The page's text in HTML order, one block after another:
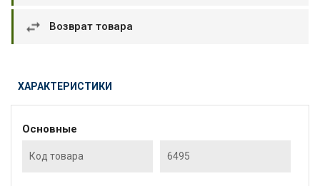
Возврат товара
ХАРАКТЕРИСТИКИ
Основные
Код товара 6495